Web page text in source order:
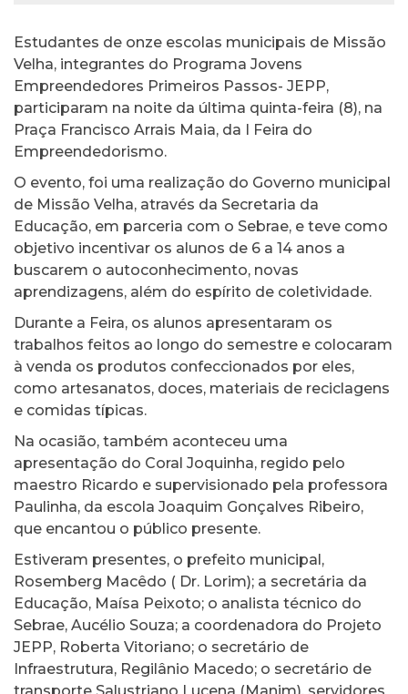
Estudantes de onze escolas municipais de Missão
Velha, integrantes do Programa Jovens
Empreendedores Primeiros Passos- JEPP,
participaram na noite da última quinta-feira (8), na
Praça Francisco Arrais Maia, da I Feira do
Empreendedorismo.
O evento, foi uma realização do Governo municipal
de Missão Velha, através da Secretaria da
Educação, em parceria com o Sebrae, e teve como
objetivo incentivar os alunos de 6 a 14 anos a
buscarem o autoconhecimento, novas
aprendizagens, além do espírito de coletividade.
Durante a Feira, os alunos apresentaram os
trabalhos feitos ao longo do semestre e colocaram
à venda os produtos confeccionados por eles,
como artesanatos, doces, materiais de reciclagens
e comidas típicas.
Na ocasião, também aconteceu uma
apresentação do Coral Joquinha, regido pelo
maestro Ricardo e supervisionado pela professora
Paulinha, da escola Joaquim Gonçalves Ribeiro,
que encantou o público presente.
Estiveram presentes, o prefeito municipal,
Rosemberg Macêdo ( Dr. Lorim); a secretária da
Educação, Maísa Peixoto; o analista técnico do
Sebrae, Aucélio Souza; a coordenadora do Projeto
JEPP, Roberta Vitoriano; o secretário de
Infraestrutura, Regilânio Macedo; o secretário de